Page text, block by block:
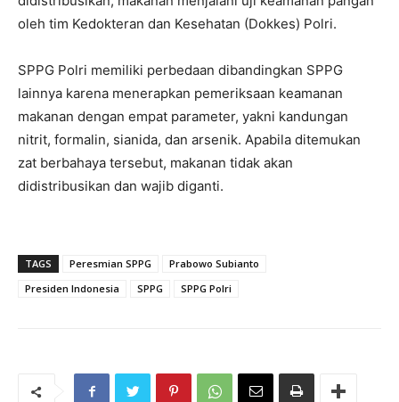
oleh tim Kedokteran dan Kesehatan (Dokkes) Polri.
SPPG Polri memiliki perbedaan dibandingkan SPPG
lainnya karena menerapkan pemeriksaan keamanan
makanan dengan empat parameter, yakni kandungan
nitrit, formalin, sianida, dan arsenik. Apabila ditemukan
zat berbahaya tersebut, makanan tidak akan
didistribusikan dan wajib diganti.
TAGS Peresmian SPPG
Prabowo Subianto
Presiden Indonesia
SPPG SPPG Polri